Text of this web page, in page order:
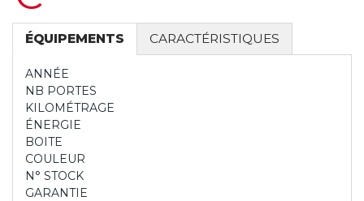
ÉQUIPEMENTS CARACTÉRISTIQUES
ANNÉE
NB PORTES
KILOMÉTRAGE
ÉNERGIE
BOITE
COULEUR
N° STOCK
GARANTIE